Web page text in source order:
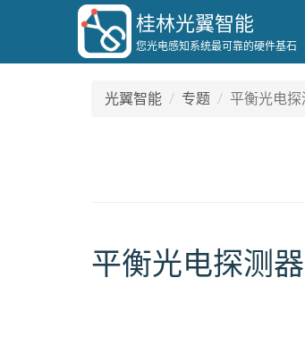
桂林光翼智能
您光电感知系统最可靠的硬件基石
光翼智能 专题 平衡光电
平衡光电探测